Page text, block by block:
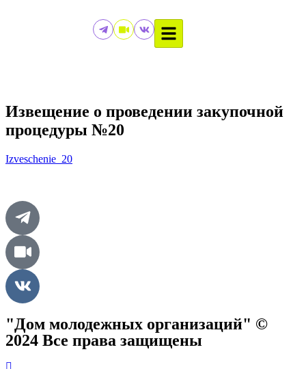
Извещение о проведении закупочной
процедуры №20
Izveschenie_20
"Дом молодежных организаций" ©
2024 Все права защищены